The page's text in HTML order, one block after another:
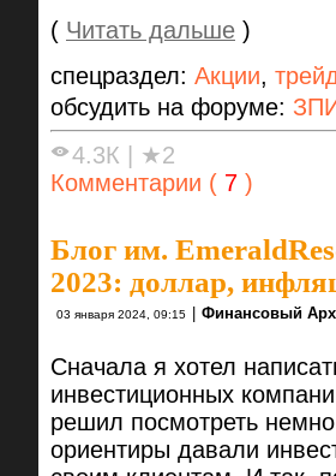
( Читать дальше )
спецраздел: Акции,
обсудить на форуме:
4.3К | ★2
Комментарии ( 7 )
Блог им.
2023: доллар,
03 января 2024, 09:15 | Финансовый
Сначала я хотел
инвестиционных
решил посмотреть
ориентиры давали